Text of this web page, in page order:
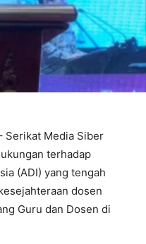
Serikat Media Siber
terhadap
(ADI) yang tengah
dosen
Guru dan Dosen di